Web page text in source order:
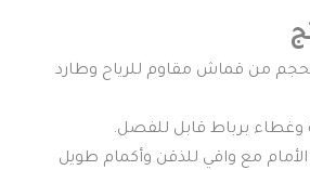
من قماش مقاوم للرياح وطارد
وغطاء برباط قابل للفصل.
مع واقي للذقن وأكمام طويل